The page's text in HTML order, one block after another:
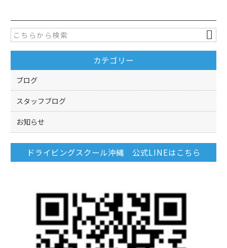
e
b
o
o
k
er
カテゴリー
ブログ
スタッフブログ
お知らせ
ドライビングスクール沖縄 公式LINEはこちら